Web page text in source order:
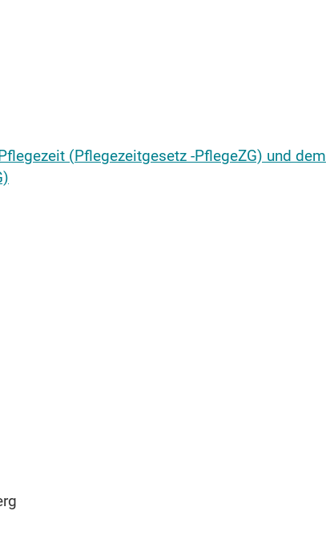
(Pflegezeitgesetz -PflegeZG) und dem